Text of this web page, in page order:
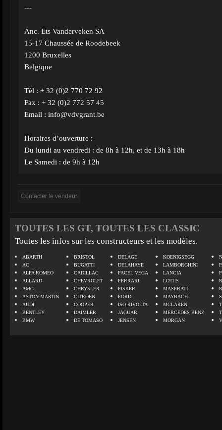
---
Anc. Ets Vanderveken SA
15-17 Chaussée de Roodebeek
1200 Bruxelles
Belgique
Tél : + 32 (0)2 770 72 92
Fax : + 32 (0)2 772 57 45
Email : info@vdvgrant.be
Horaires d’ouverture :
Du lundi au vendredi : de 8h à 12h, et de 13h à 18h
Le Samedi : de 9h à 12h
TOUTES LES GT, TOUTES LES CLASSIC
Toutes les infos sur les constructeurs et les modèles.
ABARTH
AC
ALFA ROMEO
ALLARD
AMG
ASTON MARTIN
AUDI
BENTLEY
BMW
BRISTOL
BUGATTI
CADILLAC
CHEVROLET
CHRYSLER
CITROEN
COOPER
DAIMLER
DE TOMASO
DELAGE
DELAHAYE
FACEL VEGA
FERRARI
FISKER
FORD
ISO RIVOLTA
JAGUAR
JENSEN
KOENIGSEGG
LAMBORGHINI
LANCIA
LOTUS
MASERATI
MAYBACH
MCLAREN
MERCEDES BENZ
MORGAN